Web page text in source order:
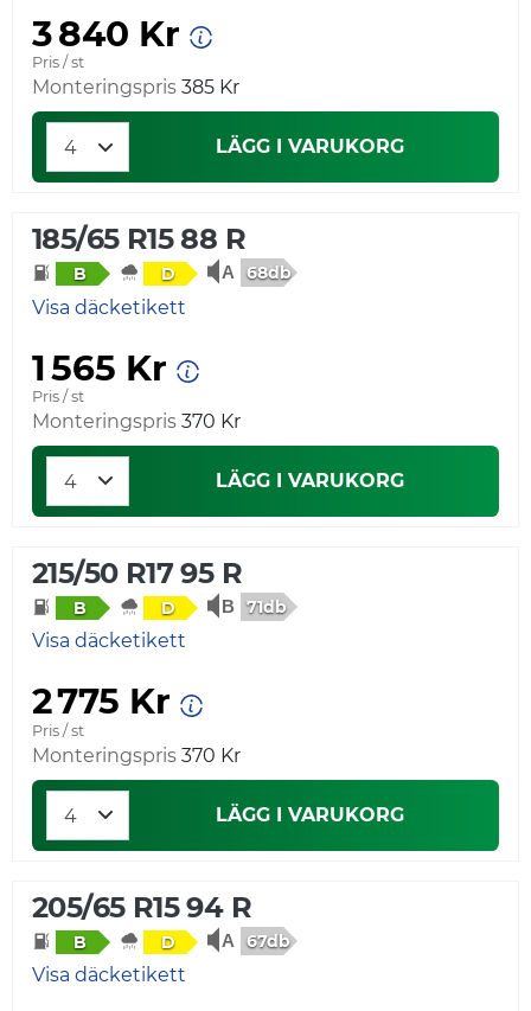
3 840 Kr
Pris / st
Monteringspris 385 Kr
LÄGG I VARUKORG
185/65 R15 88 R
B D 68db
Visa däcketikett
1 565 Kr
Pris / st
Monteringspris 370 Kr
LÄGG I VARUKORG
215/50 R17 95 R
B D 71db
Visa däcketikett
2 775 Kr
Pris / st
Monteringspris 370 Kr
LÄGG I VARUKORG
205/65 R15 94 R
B D 67db
Visa däcketikett